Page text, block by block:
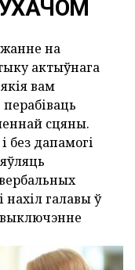
на
актыўнага
вам
сцяны.
без дапамогі
нахіл галавы ў
выключэнне